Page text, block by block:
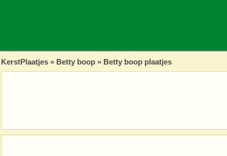
KerstPlaatjes » Betty boop » Betty boop plaatjes